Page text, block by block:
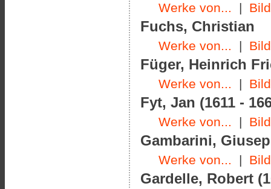
Werke von... |
Fuchs, Christian
Werke von... |
Füger, Heinrich
Werke von... |
Fyt, Jan (1611 -
Werke von... |
Gambarini,
Werke von... |
Gardelle, Robert